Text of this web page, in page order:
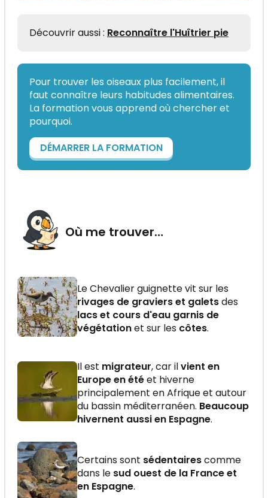
Découvrir aussi : Reconnaître l'Huîtrier pie
Pour trouver les oiseaux plus facilement, il
faut connaître leurs habitudes alimentaires.
La formation vous apprend où chercher et
pourquoi.
DÉMARRER LA FORMATION
Où me trouver…
Le Chevalier guignette vit sur les
rivages de graviers et galetsdes
lacs et cours d'eau garnis de
végétationet sur les côtes.
Il est migrateur, car ilvient en
Europe en étéet hiverne
principalement en Afrique et autour
du bassin méditerranéen. Beaucoup
hivernent aussi en Espagne.
Certains sont sédentairescomme
dans le sud ouest de la France et
en Espagne.